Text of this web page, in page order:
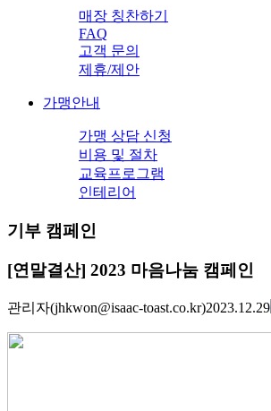
매장 칭찬하기
FAQ
고객 문의
제휴/제안
가맹안내
가맹 상담 신청
비용 및 절차
교육프로그램
인테리어
기부 캠페인
[연말결산] 2023 마음나눔 캠페인
관리자(jhkwon@isaac-toast.co.kr)2023.12.29